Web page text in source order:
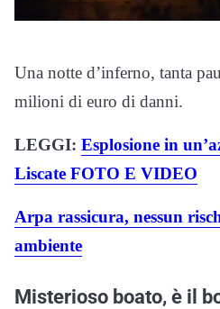
Una notte d’inferno, tanta
milioni di euro di danni.
LEGGI: Esplosione in
Liscate FOTO E VIDEO
Arpa rassicura, nessun
ambiente
Misterioso boato, è il